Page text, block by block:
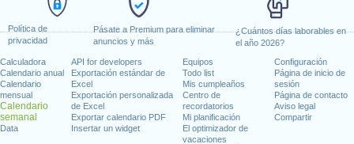
Política de
privacidad
Pásate a Premium para eliminar
anuncios y más
¿Cuántos días laborables en
el año 2026?
Calculadora
Calendario anual
Calendario
mensual
Calendario
semanal
Data
API for developers
Exportación estándar de
Excel
Exportación personalizada
de Excel
Exportar calendario PDF
Insertar un widget
Equipos
Todo list
Mis cumpleaños
Centro de
recordatorios
Mi planificación
El optimizador de
vacaciones
Configuración
Página de inicio de
sesión
Página de contacto
Aviso legal
Compartir